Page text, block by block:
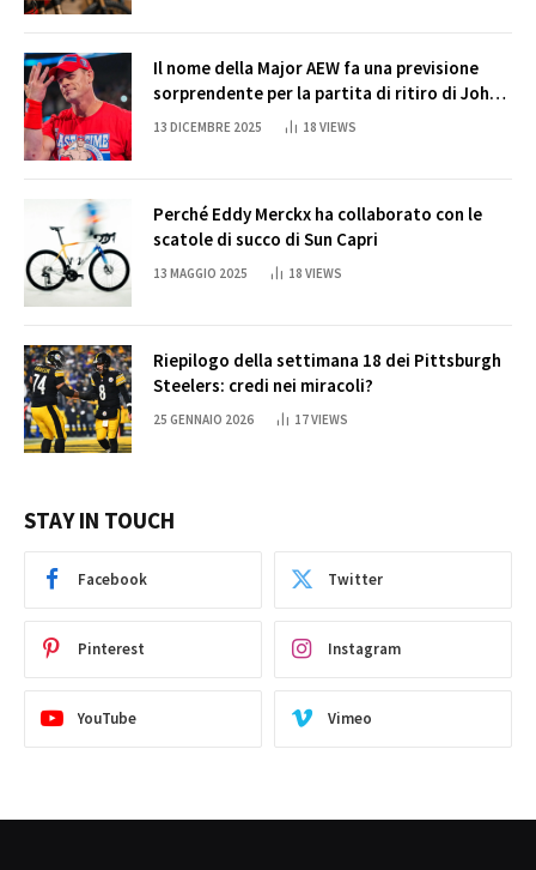
Il nome della Major AEW fa una previsione
sorprendente per la partita di ritiro di John
Cena
13 DICEMBRE 2025 18 VIEWS
Perché Eddy Merckx ha collaborato con le
scatole di succo di Sun Capri
13 MAGGIO 2025 18 VIEWS
Riepilogo della settimana 18 dei Pittsburgh
Steelers: credi nei miracoli?
25 GENNAIO 2026 17VIEWS
STAY IN TOUCH
Facebook Twitter
Pinterest Instagram
YouTube Vimeo